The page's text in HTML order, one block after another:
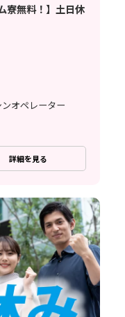
寮無料！】土日休
オペレーター
詳細を見る